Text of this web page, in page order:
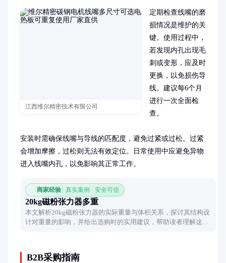
江西维尔精密技术有限公司
定期检查线嘴的磨
损情况是维护的关
键。使用过程中，
若发现内孔出现毛
刺或变形，应及时
更换，以免损伤导
线。建议每6个月
进行一次全面检
查。
安装时需确保线嘴与导线的匹配度，避免过紧或过松。过紧
会增加摩擦，过松则无法有效定位。日常使用中应避免异物
进入线嘴内孔，以免影响其正常工作。
商家经验 真实案例 · 安全可信
20kg磁粉张力器多重
本文解析20kg磁粉张力器的实际重量与体积关系，探讨其结构设
计对重量的影响，并给出选购时的实用建议，帮助读者理解这一
B2B采购指南